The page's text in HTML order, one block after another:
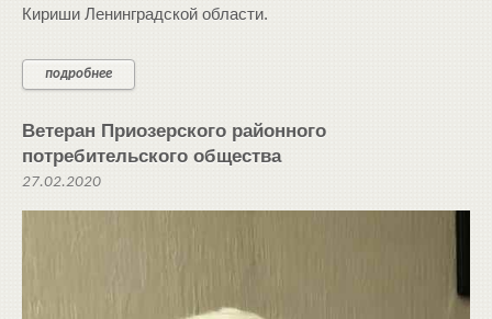
Кириши Ленинградской области.
подробнее
Ветеран Приозерского районного
потребительского общества
27.02.2020